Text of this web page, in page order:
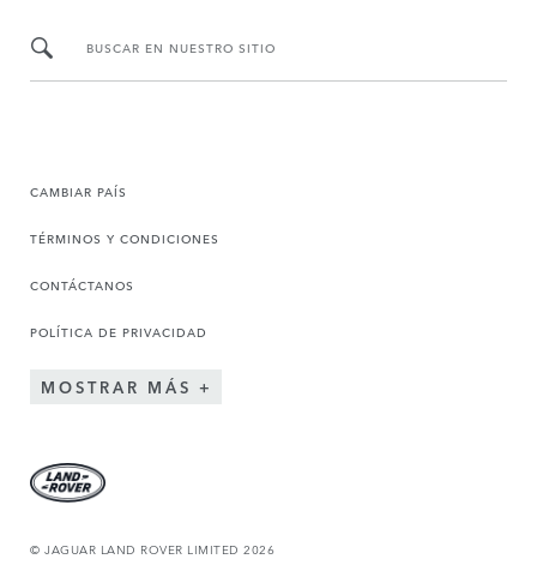
BUSCAR EN NUESTRO SITIO
CAMBIAR PAÍS
TÉRMINOS Y CONDICIONES
CONTÁCTANOS
POLÍTICA DE PRIVACIDAD
MOSTRAR MÁS
© JAGUAR LAND ROVER LIMITED 2026